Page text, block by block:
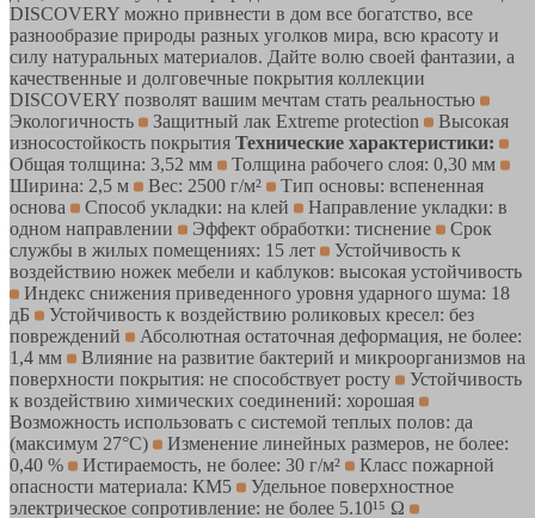
DISCOVERY можно привнести в дом все богатство, все
разнообразие природы разных уголков мира, всю красоту и
силу натуральных материалов. Дайте волю своей фантазии, а
качественные и долговечные покрытия коллекции
DISCOVERY позволят вашим мечтам стать реальностью
Экологичность
Защитный лак Extreme protection
Высокая
износостойкость покрытия Технические характеристики:
Общая толщина: 3,52 мм
Толщина рабочего слоя: 0,30 мм
Ширина: 2,5 м
Вес: 2500 г/м²
Тип основы: вспененная
основа
Способ укладки: на клей
Направление укладки: в
одном направлении
Эффект обработки: тиснение
Срок
службы в жилых помещениях: 15 лет
Устойчивость к
воздействию ножек мебели и каблуков: высокая устойчивость
Индекс снижения приведенного уровня ударного шума: 18
дБ
Устойчивость к воздействию роликовых кресел: без
повреждений
Абсолютная остаточная деформация, не более:
1,4 мм
Влияние на развитие бактерий и микроорганизмов на
поверхности покрытия: не способствует росту
Устойчивость
к воздействию химических соединений: хорошая
Возможность использовать с системой теплых полов: да
(максимум 27°C)
Изменение линейных размеров, не более:
0,40 %
Истираемость, не более: 30 г/м²
Класс пожарной
опасности материала: КМ5
Удельное поверхностное
электрическое cопротивление: не более 5.10¹⁵ Ω